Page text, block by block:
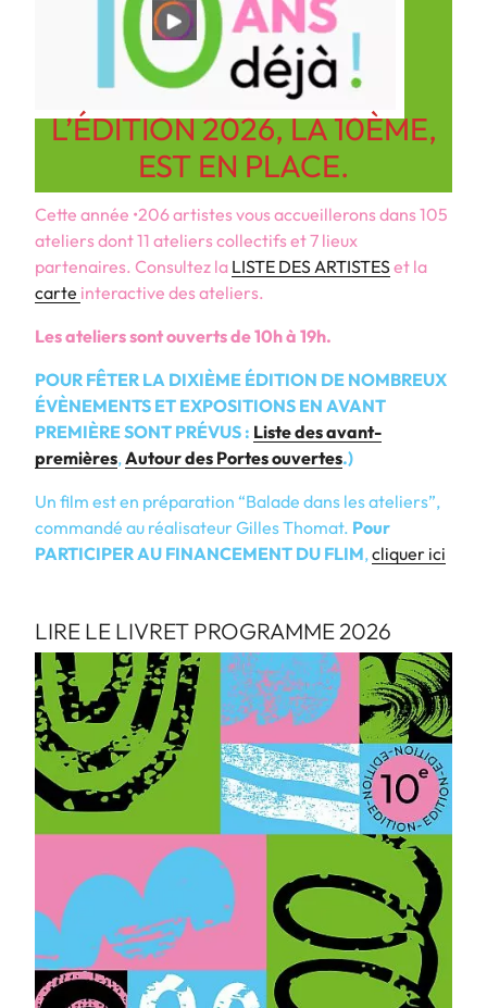
L’ÉDITION 2026, LA 10ÈME,
EST EN PLACE.
Cette année •206 artistes vous accueillerons dans 105
ateliers dont 11 ateliers collectifs et 7 lieux
partenaires. Consultez la LISTE DES ARTISTES et la
carte interactive des ateliers.
Les ateliers sont ouverts de 10h à 19h.
POUR FÊTER LA DIXIÈME ÉDITION DE NOMBREUX
ÉVÈNEMENTS ET EXPOSITIONS EN AVANT
PREMIÈRE SONT PRÉVUS : Liste des avant-
premières,Autour des Portes ouvertes.)
Un film est en préparation “Balade dans les ateliers”,
commandé au réalisateur Gilles Thomat. Pour
PARTICIPER AU FINANCEMENT DU FLIM,cliquer ici
LIRE LE LIVRET PROGRAMME 2026